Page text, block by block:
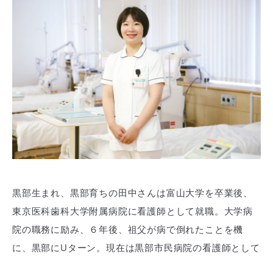
黒部生まれ、黒部育ちの田中さんは富山大学を卒業後、
東京医科歯科大学附属病院に看護師として就職。大学病
院の職務に励み、６年後、祖父が病で倒れたことを機
に、黒部にUターン。現在は黒部市民病院の看護師として